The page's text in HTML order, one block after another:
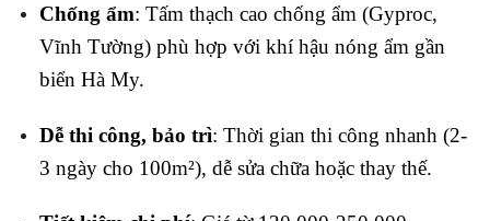
Chống ẩm: Tấm thạch cao chống ẩm (Gyproc,
Vĩnh Tường) phù hợp với khí hậu nóng ẩm gần
biển Hà My.
Dễ thi công, bảo trì: Thời gian thi công nhanh (2-
3 ngày cho 100m²), dễ sửa chữa hoặc thay thế.